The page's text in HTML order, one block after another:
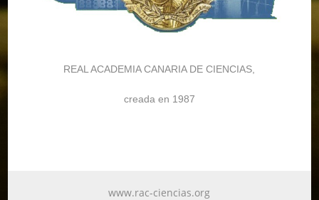
REAL ACADEMIA CANARIA DE CIENCIAS,
creada en 1987
www.rac-ciencias.org